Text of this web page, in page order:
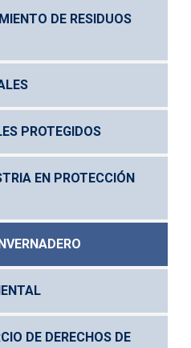
DE RESIDUOS
PROTEGIDOS
EN PROTECCIÓN
DE DERECHOS DE